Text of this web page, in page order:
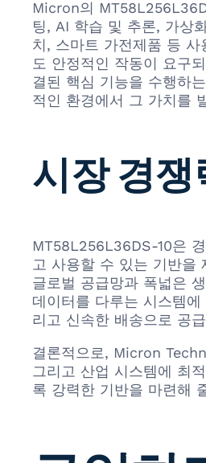
Micron의
팅, AI 학습 및 추론, 가상
치, 스마트 가전제품 등
도 안정적인 작동이 요구
결된 핵심 기능을 수행하
적인 환경에서 그 가치를
시장 경
MT58L256L36DS-10은
고 사용할 수 있는 기반을
글로벌 공급망과 폭넓은
데이터를 다루는 시스템
리고 신속한 배송으로 공
결론적으로, Micron
그리고 산업 시스템에 최
록 강력한 기반을 마련해